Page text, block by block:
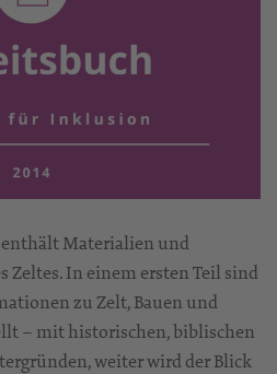
enthält Materialien und
Zeltes. In einem ersten Teil sind
zu Zelt, Bauen und
– mit historischen, biblischen
weiter wird der Blick